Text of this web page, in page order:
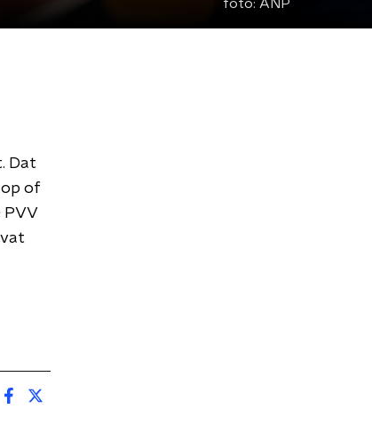
foto: ANP
Dat
of
PVV